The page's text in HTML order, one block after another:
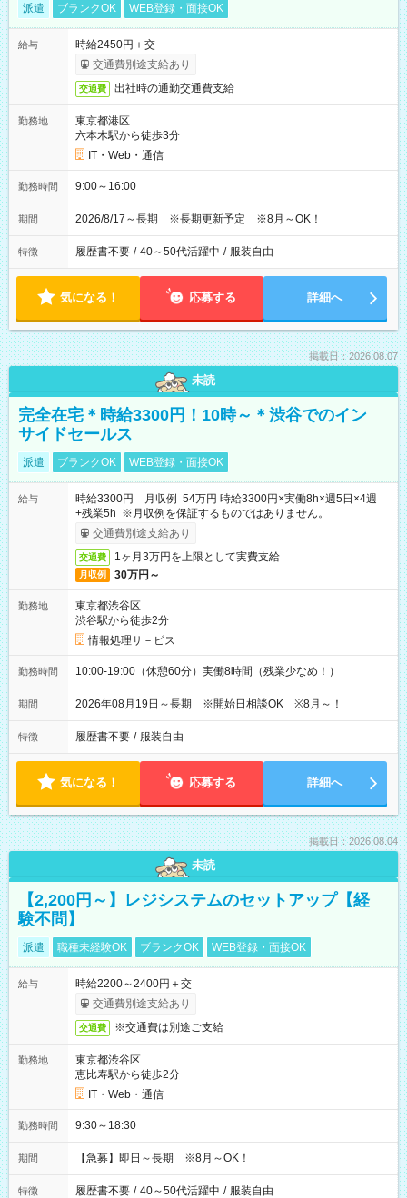
派遣 ブランクOK WEB登録・面接OK
給与
時給2450円＋交
交通費別途支給あり
交通費 出社時の通勤交通費支給
勤務地
東京都港区
六本木駅から徒歩3分
IT・Web・通信
勤務時間 9:00～16:00
期間 2026/8/17～長期 ※長期更新予定 ※8月～OK！
特徴 履歴書不要 / 40～50代活躍中 / 服装自由
気になる！ 応募する 詳細へ
掲載日：2026.08.07
未読
完全在宅＊時給3300円！10時～＊渋谷でのイン
サイドセールス
派遣 ブランクOK WEB登録・面接OK
給与
時給3300円 月収例 54万円 時給3300円×実働8h×週5日×4週
+残業5h ※月収例を保証するものではありません。
交通費別途支給あり
交通費 1ヶ月3万円を上限として実費支給
月収例 30万円～
勤務地
東京都渋谷区
渋谷駅から徒歩2分
情報処理サ－ビス
勤務時間 10:00-19:00（休憩60分）実働8時間（残業少なめ！）
期間 2026年08月19日～長期 ※開始日相談OK ※8月～！
特徴 履歴書不要 / 服装自由
気になる！ 応募する 詳細へ
掲載日：2026.08.04
未読
【2,200円～】レジシステムのセットアップ【経
験不問】
派遣 職種未経験OK ブランクOK WEB登録・面接OK
給与
時給2200～2400円＋交
交通費別途支給あり
交通費 ※交通費は別途ご支給
勤務地
東京都渋谷区
恵比寿駅から徒歩2分
IT・Web・通信
勤務時間 9:30～18:30
期間 【急募】即日～長期 ※8月～OK！
特徴 履歴書不要 / 40～50代活躍中 / 服装自由